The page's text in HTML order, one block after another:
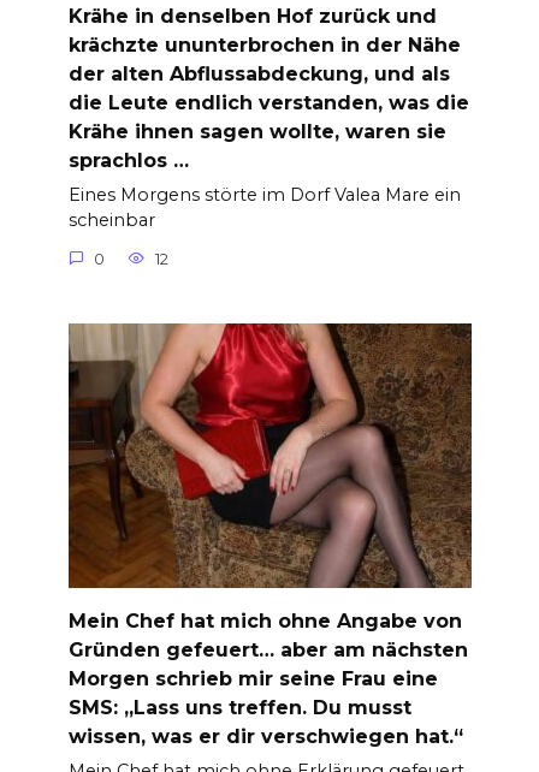
Krähe in denselben Hof zurück und
krächzte ununterbrochen in der Nähe
der alten Abflussabdeckung, und als
die Leute endlich verstanden, was die
Krähe ihnen sagen wollte, waren sie
sprachlos …
Eines Morgens störte im Dorf Valea Mare ein
scheinbar
0 12
Mein Chef hat mich ohne Angabe von
Gründen gefeuert… aber am nächsten
Morgen schrieb mir seine Frau eine
SMS: „Lass uns treffen. Du musst
wissen, was er dir verschwiegen hat.“